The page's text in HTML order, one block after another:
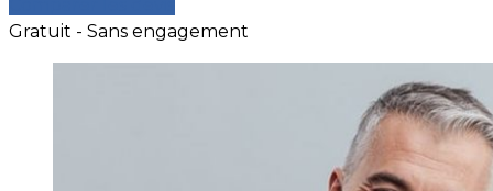
Gratuit - Sans engagement